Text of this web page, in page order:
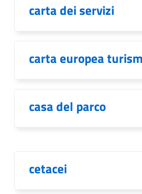
carta dei servizi
carta europea
casa del parco
cetacei